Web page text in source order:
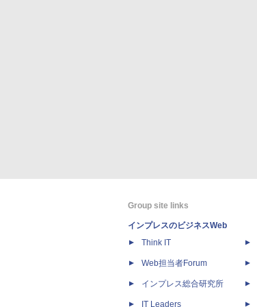
Group site links
インプレスのビジネスWeb
Think IT
Web担当者Forum
インプレス総合研究所
IT Leaders